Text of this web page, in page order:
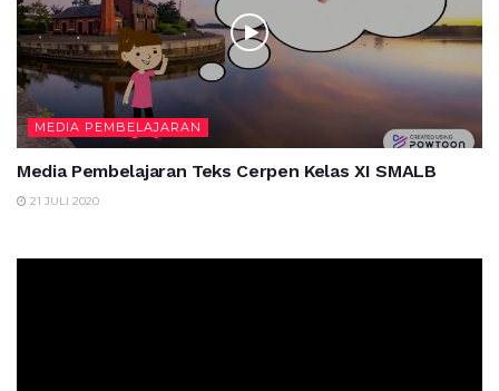
MEDIA PEMBELAJARAN
Media Pembelajaran Teks Cerpen Kelas XI SMALB
21 JULI 2020